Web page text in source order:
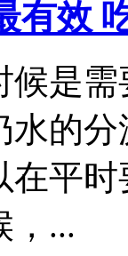
有效
候是
水的
在平
，...